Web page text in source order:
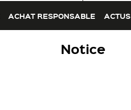
ACHAT RESPONSABLE ACTUS
Notice